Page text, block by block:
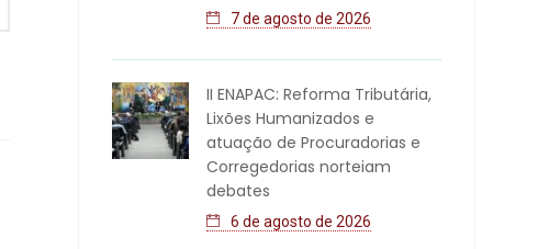
7 de agosto de 2026
II ENAPAC: Reforma Tributária,
Lixões Humanizados e
atuação de Procuradorias e
Corregedorias norteiam
debates
6 de agosto de 2026